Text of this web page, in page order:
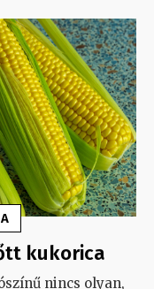
kukorica
nincs olyan,